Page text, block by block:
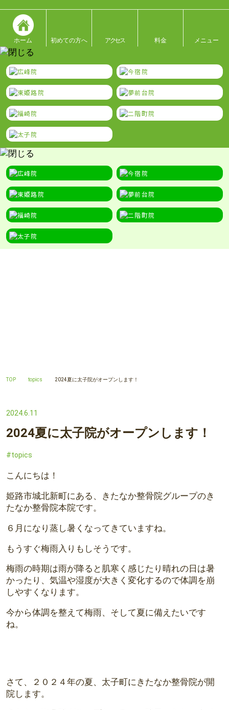
ホーム 初めての方へ アクセス 料金 メニュー
TOP topics 2024夏に太子院がオープンします！
2024.6.11
2024夏に太子院がオープンします！
topics
こんにちは！
姫路市城北新町にある、きたなか整骨院グループのき
たなか整骨院本院です。
６月になり蒸し暑くなってきていますね。
もうすぐ梅雨入りもしそうです。
梅雨の時期は雨が降ると肌寒く感じたり晴れの日は暑
かったり、気温や湿度が大きく変化するので体調を崩
しやすくなります。
今から体調を整えて梅雨、そして夏に備えたいです
ね。
さて、２０２４年の夏、太子町にきたなか整骨院が開
院します。